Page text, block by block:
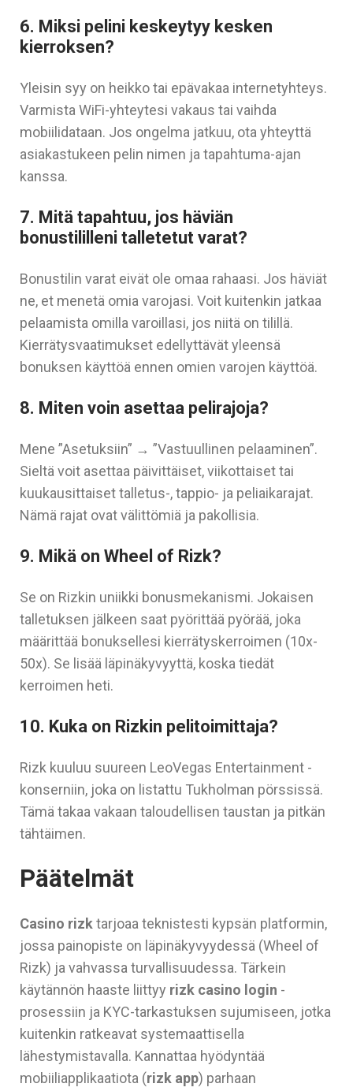
6. Miksi pelini keskeytyy kesken
kierroksen?
Yleisin syy on heikko tai epävakaa internetyhteys.
Varmista WiFi-yhteytesi vakaus tai vaihda
mobiilidataan. Jos ongelma jatkuu, ota yhteyttä
asiakastukeen pelin nimen ja tapahtuma-ajan
kanssa.
7. Mitä tapahtuu, jos häviän
bonustililleni talletetut varat?
Bonustilin varat eivät ole omaa rahaasi. Jos häviät
ne, et menetä omia varojasi. Voit kuitenkin jatkaa
pelaamista omilla varoillasi, jos niitä on tilillä.
Kierrätysvaatimukset edellyttävät yleensä
bonuksen käyttöä ennen omien varojen käyttöä.
8. Miten voin asettaa pelirajoja?
Mene ”Asetuksiin” → ”Vastuullinen pelaaminen”.
Sieltä voit asettaa päivittäiset, viikottaiset tai
kuukausittaiset talletus-, tappio- ja peliaikarajat.
Nämä rajat ovat välittömiä ja pakollisia.
9. Mikä on Wheel of Rizk?
Se on Rizkin uniikki bonusmekanismi. Jokaisen
talletuksen jälkeen saat pyörittää pyörää, joka
määrittää bonuksellesi kierrätyskerroimen (10x-
50x). Se lisää läpinäkyvyyttä, koska tiedät
kerroimen heti.
10. Kuka on Rizkin pelitoimittaja?
Rizk kuuluu suureen LeoVegas Entertainment -
konserniin, joka on listattu Tukholman pörssissä.
Tämä takaa vakaan taloudellisen taustan ja pitkän
tähtäimen.
Päätelmät
Casino rizk tarjoaa teknistesti kypsän platformin,
jossa painopiste on läpinäkyvyydessä (Wheel of
Rizk) ja vahvassa turvallisuudessa. Tärkein
käytännön haaste liittyy rizk casino login -
prosessiin ja KYC-tarkastuksen sujumiseen, jotka
kuitenkin ratkeavat systemaattisella
lähestymistavalla. Kannattaa hyödyntää
mobiiliapplikaatiota (rizk app) parhaan